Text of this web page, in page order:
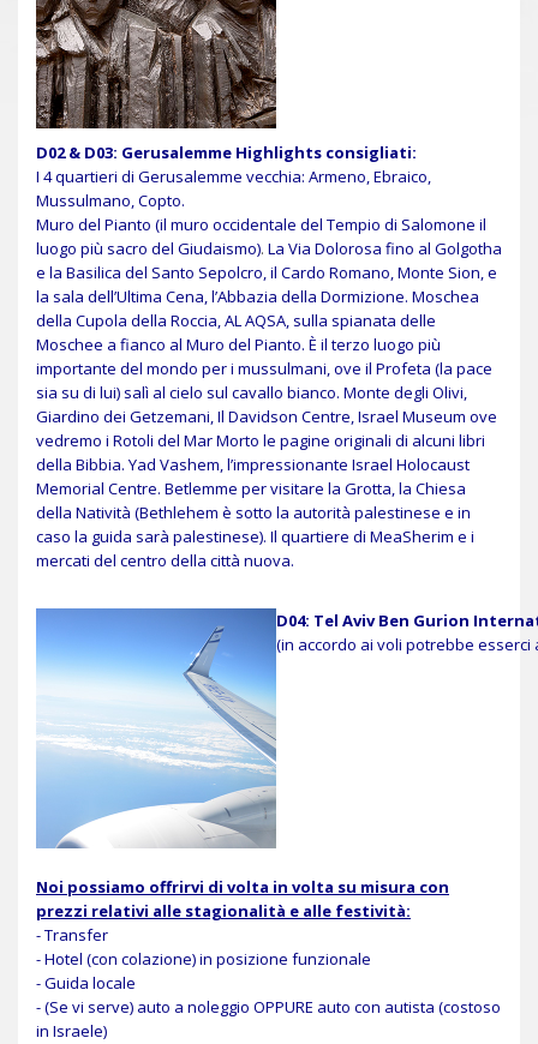
D02 & D03: Gerusalemme Highlights consigliati:
I 4 quartieri di Gerusalemme vecchia: Armeno, Ebraico,
Mussulmano, Copto.
Muro del Pianto (il muro occidentale del Tempio di Salomone il
luogo più sacro del Giudaismo). La Via Dolorosa fino al Golgotha
e la Basilica del Santo Sepolcro, il Cardo Romano, Monte Sion, e
la sala dell’Ultima Cena, l’Abbazia della Dormizione. Moschea
della Cupola della Roccia, AL AQSA, sulla spianata delle
Moschee a fianco al Muro del Pianto. È il terzo luogo più
importante del mondo per i mussulmani, ove il Profeta (la pace
sia su di lui) salì al cielo sul cavallo bianco. Monte degli Olivi,
Giardino dei Getzemani, Il Davidson Centre, Israel Museum ove
vedremo i Rotoli del Mar Morto le pagine originali di alcuni libri
della Bibbia. Yad Vashem, l’impressionante Israel Holocaust
Memorial Centre. Betlemme per visitare la Grotta, la Chiesa
della Natività (Bethlehem è sotto la autorità palestinese e in
caso la guida sarà palestinese). Il quartiere di MeaSherim e i
mercati del centro della città nuova.
D04: Tel Aviv Ben Gurion
(in accordo ai voli potrebbe
Noi possiamo offrirvi di volta in volta su misura con
prezzi relativi alle stagionalità e alle festività:
- Transfer
- Hotel (con colazione) in posizione funzionale
- Guida locale
- (Se vi serve) auto a noleggio OPPURE auto con autista (costoso
in Israele)